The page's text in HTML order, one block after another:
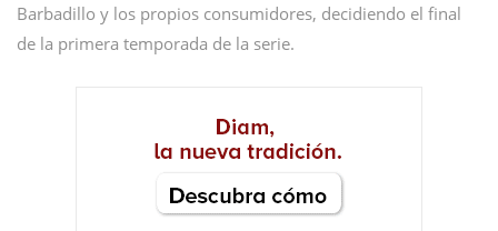
Barbadillo y los propios consumidores, decidiendo el final
de la primera temporada de la serie.